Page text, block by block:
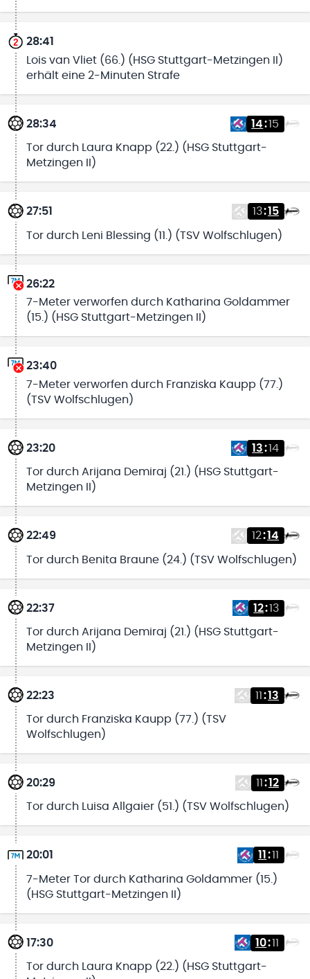
28:41
Lois van Vliet (66.) (HSG Stuttgart-Metzingen II)
erhält eine 2-Minuten Strafe
28:34 14:15
Tor durch Laura Knapp (22.) (HSG Stuttgart-
Metzingen II)
27:51 13:15
Tor durch Leni Blessing (11.) (TSV Wolfschlugen)
26:22
7-Meter verworfen durch Katharina Goldammer
(15.) (HSG Stuttgart-Metzingen II)
23:40
7-Meter verworfen durch Franziska Kaupp (77.)
(TSV Wolfschlugen)
23:20 13:14
Tor durch Arijana Demiraj (21.) (HSG Stuttgart-
Metzingen II)
22:49 12:14
Tor durch Benita Braune (24.) (TSV Wolfschlugen)
22:37 12:13
Tor durch Arijana Demiraj (21.) (HSG Stuttgart-
Metzingen II)
22:23 11 :13
Tor durch Franziska Kaupp (77.) (TSV
Wolfschlugen)
20:29 11 :12
Tor durch Luisa Allgaier (51.) (TSV Wolfschlugen)
20:01 11 :11
7-Meter Tor durch Katharina Goldammer (15.)
(HSG Stuttgart-Metzingen II)
17:30 10:11
Tor durch Laura Knapp (22.) (HSG Stuttgart-